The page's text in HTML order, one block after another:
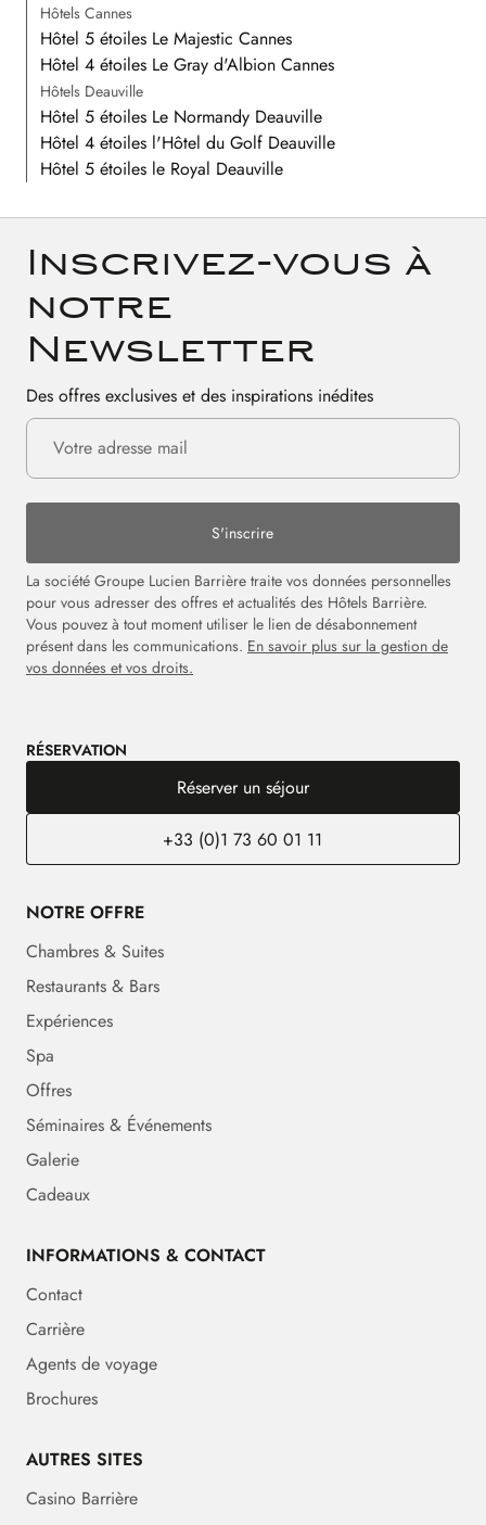
Hôtels Cannes
Hôtel 5 étoiles Le Majestic Cannes
Hôtel 4 étoiles Le Gray d'Albion Cannes
Hôtels Deauville
Hôtel 5 étoiles Le Normandy Deauville
Hôtel 4 étoiles l'Hôtel du Golf Deauville
Hôtel 5 étoiles le Royal Deauville
Inscrivez-vous à
notre
Newsletter
Des offres exclusives et des inspirations inédites
S'inscrire
La société Groupe Lucien Barrière traite vos données personnelles
pour vous adresser des offres et actualités des Hôtels Barrière.
Vous pouvez à tout moment utiliser le lien de désabonnement
présent dans les communications. En savoir plus sur la gestion de
vos données et vos droits.
RÉSERVATION
Réserver un séjour
+33 (0)1 73 60 01 11
NOTRE OFFRE
Chambres & Suites
Restaurants & Bars
Expériences
Spa
Offres
Séminaires & Événements
Galerie
Cadeaux
INFORMATIONS & CONTACT
Contact
Carrière
Agents de voyage
Brochures
AUTRES SITES
Casino Barrière